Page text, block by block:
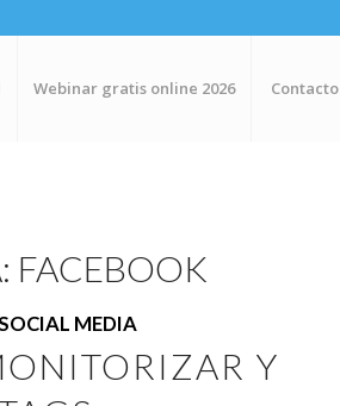
Webinar gratis online 2026 Contacto
FACEBOOK
MEDIA
Y